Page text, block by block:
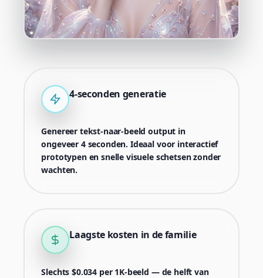
4-seconden generatie
Genereer tekst-naar-beeld output in
ongeveer 4 seconden. Ideaal voor interactief
prototypen en snelle visuele schetsen zonder
wachten.
Laagste kosten in de familie
Slechts $0.034 per 1K-beeld — de helft van